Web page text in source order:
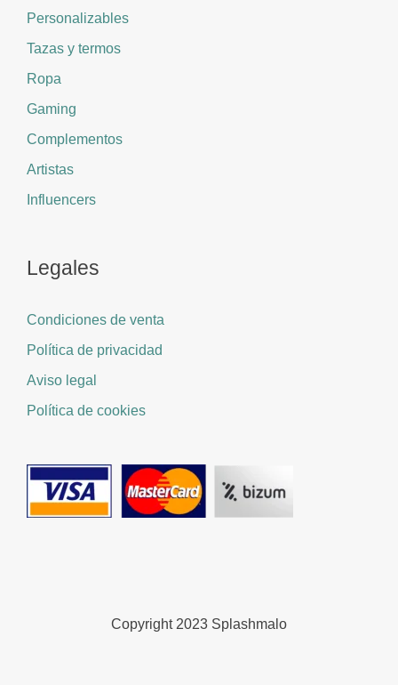
Personalizables
Tazas y termos
Ropa
Gaming
Complementos
Artistas
Influencers
Legales
Condiciones de venta
Política de privacidad
Aviso legal
Política de cookies
Copyright 2023 Splashmalo